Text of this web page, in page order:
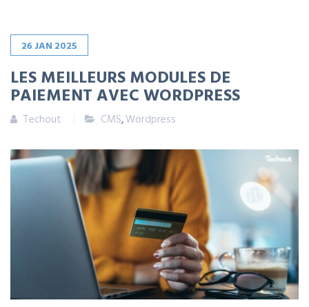
26 JAN 2025
LES MEILLEURS MODULES DE
PAIEMENT AVEC WORDPRESS
Techout CMS,Wordpress